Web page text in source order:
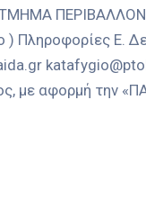
Πληροφορίες Ε.
με αφορμή την